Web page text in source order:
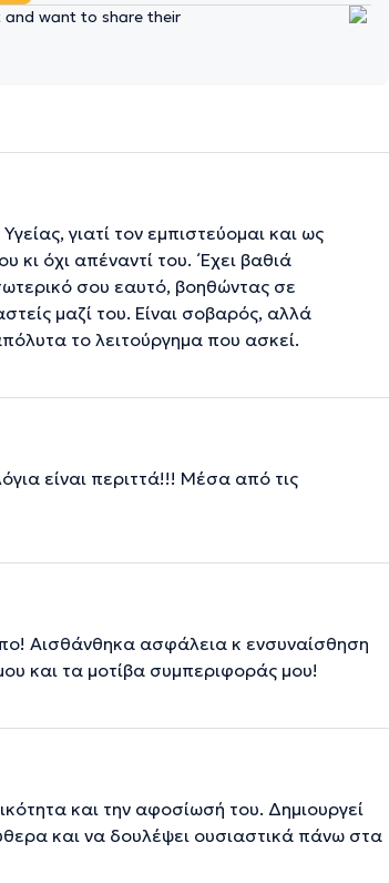
and want to share their
γιατί τον εμπιστεύομαι και ως
όχι απέναντί του. ΄Εχει βαθιά
σου εαυτό, βοηθώντας σε
μαζί του. Είναι σοβαρός, αλλά
το λειτούργημα που ασκεί.
είναι περιττά!!! Μέσα από τις
Αισθάνθηκα ασφάλεια κ ενσυναίσθηση
και τα μοτίβα συμπεριφοράς μου!
και την αφοσίωσή του. Δημιουργεί
και να δουλέψει ουσιαστικά πάνω στα